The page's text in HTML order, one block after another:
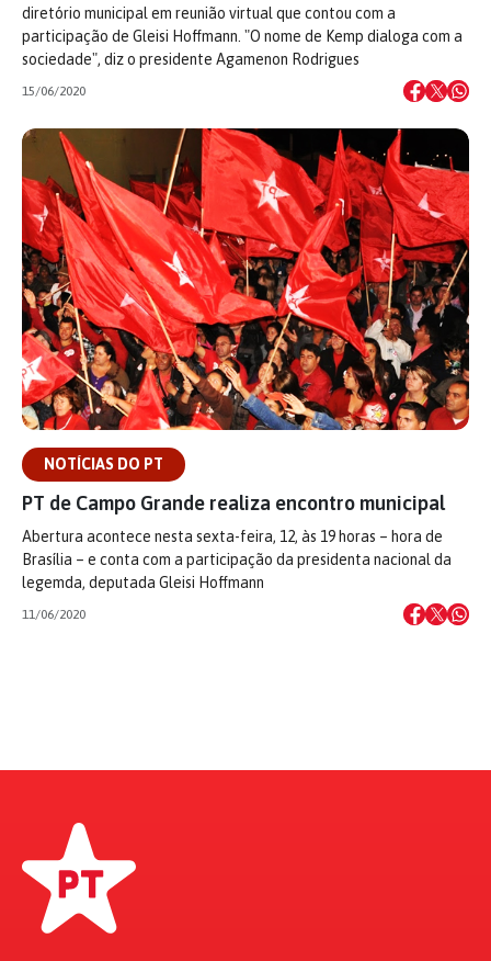
diretório municipal em reunião virtual que contou com a
participação de Gleisi Hoffmann. "O nome de Kemp dialoga com a
sociedade", diz o presidente Agamenon Rodrigues
15/06/2020
NOTÍCIAS DO PT
PT de Campo Grande realiza encontro municipal
Abertura acontece nesta sexta-feira, 12, às 19 horas – hora de
Brasília – e conta com a participação da presidenta nacional da
legemda, deputada Gleisi Hoffmann
11/06/2020